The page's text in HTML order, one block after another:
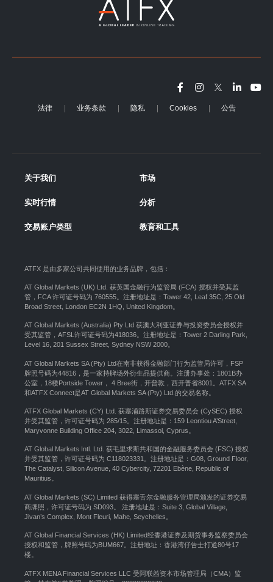
法律 业务条款 隐私 Cookies 公告
关于我们 市场
实时行情 分析
交易账户类型 教育和工具
ATFX 是由多家公司共同使用的业务品牌，包括：
AT Global Markets (UK) Ltd. 获英国金融行为监管局 (FCA) 授权并受其监
管，FCA 许可证号码为 760555。注册地址是：Tower 42, Leaf 35C, 25 Old
Broad Street, London EC2N 1HQ, United Kingdom。
AT Global Markets (Australia) Pty Ltd 获澳大利亚证券与投资委员会授权并
受其监管，AFSL许可证号码为418036。注册地址是：Tower 2 Darling Park,
Level 16, 201 Sussex Street, Sydney NSW 2000
AT Global Markets SA (Pty) Ltd在南非获得金融部门行为监管局许可，FSP
牌照号码为44816，是一家持牌场外衍生品提供商。注册办事处：1801B办
公室，18楼Portside Tower， 4 Bree街，开普敦，西开普省8001。ATFX SA
和ATFX Connect是AT Global Markets SA (Pty) Ltd.的交易名称。
ATFX Global Markets (CY) Ltd. 获塞浦路斯证券交易委员会 (CySEC) 授权
并受其监管，许可证号码为 285/15。注册地址是：159 Leontiou A’Street,
Maryvonne Building Office 204, 3022, Limassol, Cyprus。
AT Global Markets Intl. Ltd. 获毛里求斯共和国的金融服务委员会 (FSC) 授权
并受其监管，许可证号码为 C118023331。注册地址是：G08, Ground Floor,
The Catalyst, Silicon Avenue, 40 Cybercity, 72201 Ebène, Republic of
Mauritius。
AT Global Markets (SC) Limited 获得塞舌尔金融服务管理局颁发的证券交易
商牌照，许可证号码为 SD093。 注册地址是：Suite 3, Global Village,
Jivan’s Complex, Mont Fleuri, Mahe, Seychelles。
AT Global Financial Services (HK) Limited经香港证券及期货事务监察委员会
授权和监管，牌照号码为BUM667。注册地址：香港湾仔告士打道80号17
楼。
ATFX MENA Financial Services LLC 受阿联酋资本市场管理局（CMA）监